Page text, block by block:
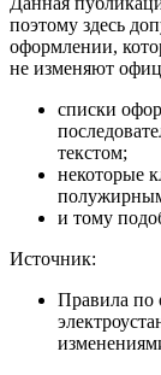
поэтому здесь
оформлении,
не изменяют
списки
текстом;
некоторые
и тому
Источник:
Правила по